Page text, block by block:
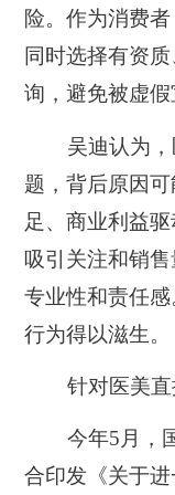
险。作为消费
同时选择有资
询，避免被虚假
吴迪认为
题，背后原因
足、商业利益
吸引关注和销
专业性和责任
行为得以滋生。
针对医美直
今年5月，
合印发《关于